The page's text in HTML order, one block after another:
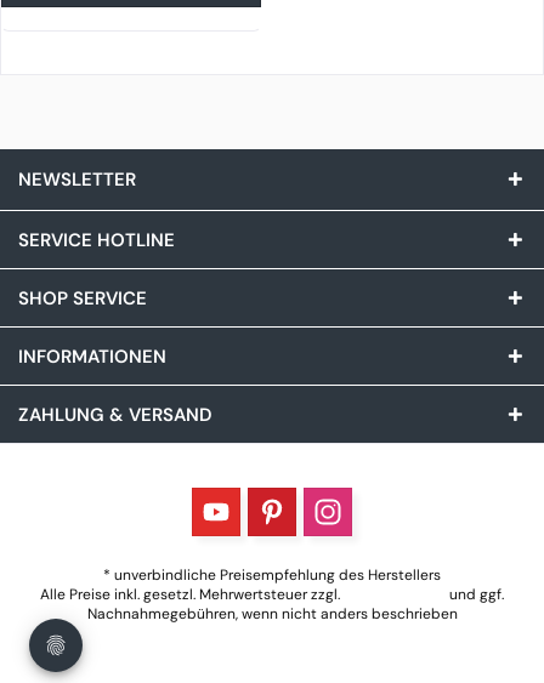
NEWSLETTER
SERVICE HOTLINE
SHOP SERVICE
INFORMATIONEN
ZAHLUNG & VERSAND
* unverbindliche Preisempfehlung des Herstellers
Alle Preise inkl. gesetzl. Mehrwertsteuer zzgl.
und ggf.
Nachnahmegebühren, wenn nicht anders beschrieben